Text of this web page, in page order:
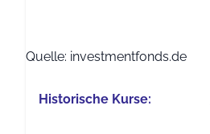
Quelle: investmentfonds.de
Historische Kurse: